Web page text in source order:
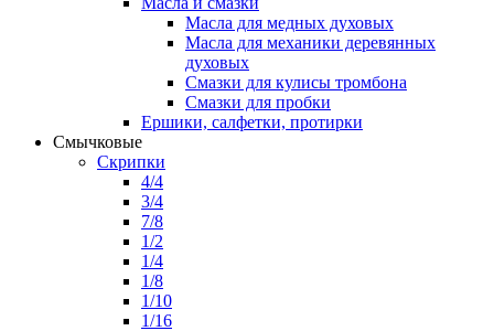
Масла для медных духовых
Масла для механики деревянных
духовых
Смазки для кулисы тромбона
Смазки для пробки
Ершики, салфетки, протирки
Смычковые
Скрипки
4/4
3/4
7/8
1/2
1/4
1/8
1/10
1/16